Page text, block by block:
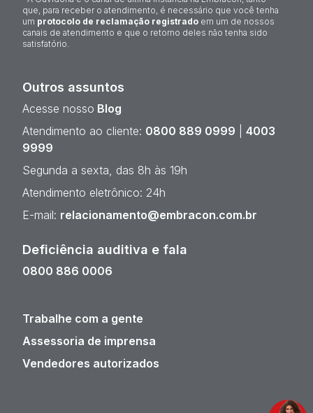
que, para receber o atendimento, é necessário que você tenha
um protocolo de reclamação registrado em um de nossos
canais de atendimento e que o retorno deles não tenha sido
satisfatório.
Outros assuntos
Acesse nosso Blog
Atendimento ao cliente: 0800 889 0999
4003
9999
Segunda a sexta, das 8h às 19h
Atendimento eletrônico: 24h
E-mail: relacionamento@embracon.com.br
Deficiência auditiva e fala
0800 886 0006
Trabalhe com a gente
Assessoria de imprensa
Vendedores autorizados